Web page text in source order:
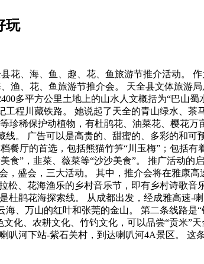
玩
花、海、鱼、趣、花、鱼旅游节推介活动。
渔、花、鱼旅游节推介会。 天全县文体旅游
多平方公里土地上的山水人文概括为“巴山
程川藏铁路。 她说起了天全的青山绿水、
珍稀保护动植物，有杜鹃花、油菜花、樱花
。 广告可以是高贵的、甜蜜的、多彩的和
餐厅的首选，包括熊猫竹笋“川玉梅”；包括
食”，韭菜、薇菜等“沙沙美食”。 推广活动的
盛会，三大活动。 其中，推介会将在雅康
、花海渔乐的乡村音乐节，即有乡村诗歌
鹃花海探索线。 从成都出发，经成雅高速-
、万山的红叶和张莞的金山。 第二条线路
化、农耕文化、竹钓文化，可以品尝“贡米”
叭河下站-紫石关村，到达喇叭河4A景区。